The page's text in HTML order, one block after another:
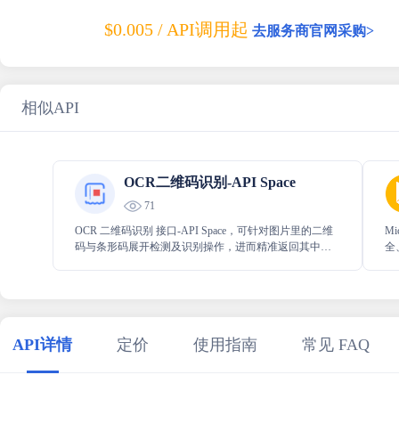
$0.005 / API调用起 去服务商官网采购>
相似API
OCR二维码识别-API Space
71
OCR 二维码识别 接口-API Space，可针对图片里的二维
码与条形码展开检测及识别操作，进而精准返回其中所
全
API详情 定价 使用指南 常见 FAQ